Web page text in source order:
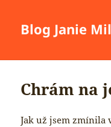
Blog Janie
Chrám na
Jak už jsem zmínila